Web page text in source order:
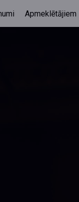
Apmeklētājiem